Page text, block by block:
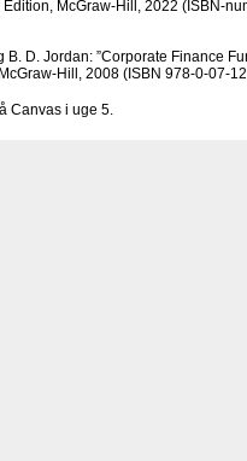
McGraw-Hill, 2022 (ISBN-
B. D. Jordan: ”Corporate Finance
Hill, 2008 (ISBN 978-0-07-
Canvas i uge 5.